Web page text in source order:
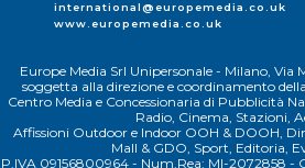
international@europemedia.co.uk
www.europemedia.co.uk
Europe Media Srl Unipersonale - Milano, Via
soggetta alla direzione e coordinamento
Centro Media e Concessionaria di Pubblicità
Radio, Cinema, Stazioni,
Affissioni Outdoor e Indoor OOH & DOOH,
Mall & GDO, Sport, Editoria,
P.IVA 09156800964 - Num.Rea: MI-2072858